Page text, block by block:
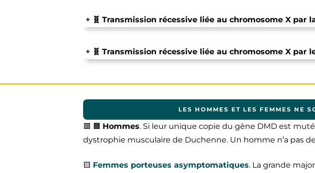
+ 🧬 Transmission récessive liée au chromosome X par
+ 🧬 Transmission récessive liée au chromosome X par
LES HOMMES ET LES FEMMES NE
🟥 🟧 Hommes. Si leur unique copie du gène DMD est
dystrophie musculaire de Duchenne. Un homme n’a pas
🟨 Femmes porteuses asymptomatiques. La grande